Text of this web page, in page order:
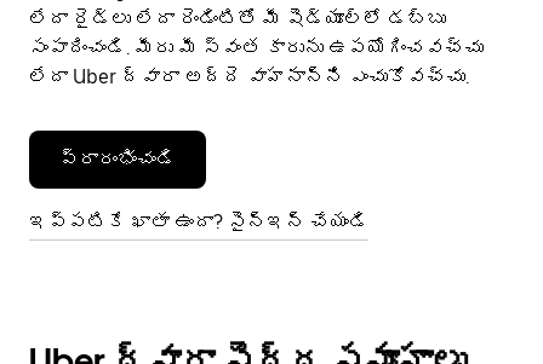
లేదా రైడ్‌లు లేదా రెండింటితో మీ షెడ్యూల్‌లో డబ్బు
సంపాదించండి. మీరు మీ స్వంత కారును ఉపయోగించవచ్చు
లేదా Uber ద్వారా అద్దె వాహనాన్ని ఎంచుకోవచ్చు.
ప్రారంభించండి
ఇప్పటికే ఖాతా ఉందా? సైన్ఇన్ చేయండి